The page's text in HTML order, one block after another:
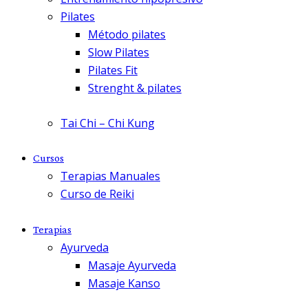
Pilates
Método pilates
Slow Pilates
Pilates Fit
Strenght & pilates
Tai Chi – Chi Kung
Cursos
Terapias Manuales
Curso de Reiki
Terapias
Ayurveda
Masaje Ayurveda
Masaje Kanso